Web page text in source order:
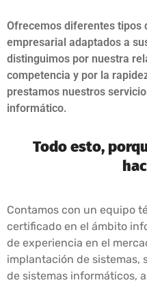
Ofrecemos diferentes tipos
empresarial adaptados a
distinguimos por nuestra
competencia y por la
prestamos nuestros
informático.
Todo esto,
Contamos con un equipo
certificado en el ámbito
de experiencia en el
implantación de sistemas,
de sistemas informáticos,